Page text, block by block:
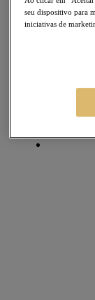
seu dispositivo para
iniciativas de